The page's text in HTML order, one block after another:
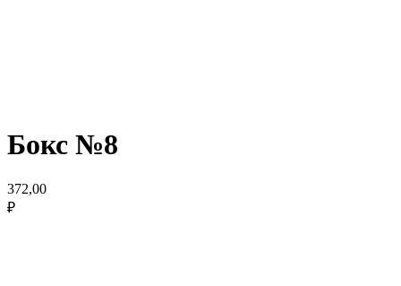
Бокс №8
372,00
₽